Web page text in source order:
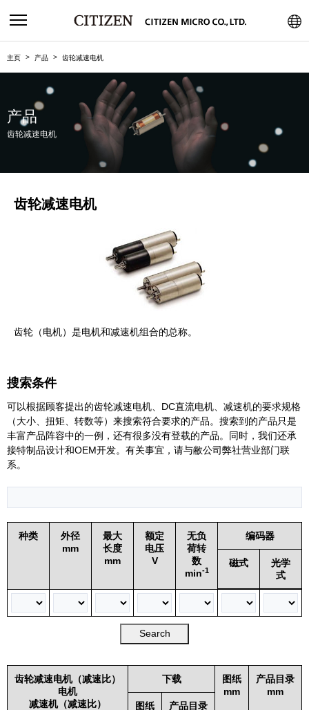
主页 产品 齿轮减速电机
产品
齿轮减速电机
齿轮减速电机
齿轮（电机）是电机和减速机组合的总称。
搜索条件
可以根据顾客提出的齿轮减速电机、DC直流电机、减速机的要求规格
（大小、扭矩、转数等）来搜索符合要求的产品。搜索到的产品只是
丰富产品阵容中的一例，还有很多没有登载的产品。同时，我们还承
接特制品设计和OEM开发。有关事宜，请与敝公司弊社营业部门联
系。
种类
外径
mm
最大
长度
mm
额定
电压
V
无负
荷转
数
min-1
编码器
磁式
光学
式
齿轮减速电机（减速比）
电机
减速机（减速比）
下载
图纸
mm
产品目录
mm
图纸
产品目录